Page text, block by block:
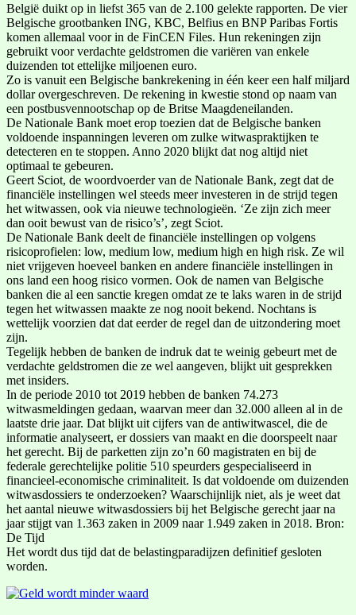
België duikt op in liefst 365 van de 2.100 gelekte rapporten. De vier
Belgische grootbanken ING, KBC, Belfius en BNP Paribas Fortis
komen allemaal voor in de FinCEN Files. Hun rekeningen zijn
gebruikt voor verdachte geldstromen die variëren van enkele
duizenden tot ettelijke miljoenen euro.
Zo is vanuit een Belgische bankrekening in één keer een half miljard
dollar overgeschreven. De rekening in kwestie stond op naam van
een postbusvennootschap op de Britse Maagdeneilanden.
De Nationale Bank moet erop toezien dat de Belgische banken
voldoende inspanningen leveren om zulke witwaspraktijken te
detecteren en te stoppen. Anno 2020 blijkt dat nog altijd niet
optimaal te gebeuren.
Geert Sciot, de woordvoerder van de Nationale Bank, zegt dat de
financiële instellingen wel steeds meer investeren in de strijd tegen
het witwassen, ook via nieuwe technologieën. ‘Ze zijn zich meer
dan ooit bewust van de risico’s’, zegt Sciot.
De Nationale Bank deelt de financiële instellingen op volgens
risicoprofielen: low, medium low, medium high en high risk. Ze wil
niet vrijgeven hoeveel banken en andere financiële instellingen in
ons land een hoog risico vormen. Ook de namen van Belgische
banken die al een sanctie kregen omdat ze te laks waren in de strijd
tegen het witwassen maakte ze nog nooit bekend. Nochtans is
wettelijk voorzien dat dat eerder de regel dan de uitzondering moet
zijn.
Tegelijk hebben de banken de indruk dat te weinig gebeurt met de
verdachte geldstromen die ze wel aangeven, blijkt uit gesprekken
met insiders.
In de periode 2010 tot 2019 hebben de banken 74.273
witwasmeldingen gedaan, waarvan meer dan 32.000 alleen al in de
laatste drie jaar. Dat blijkt uit cijfers van de antiwitwascel, die de
informatie analyseert, er dossiers van maakt en die doorspeelt naar
het gerecht. Bij de parketten zijn zo’n 60 magistraten en bij de
federale gerechtelijke politie 510 speurders gespecialiseerd in
financieel-economische criminaliteit. Is dat voldoende om duizenden
witwasdossiers te onderzoeken? Waarschijnlijk niet, als je weet dat
het aantal nieuwe witwasdossiers bij het Belgische gerecht jaar na
jaar stijgt van 1.363 zaken in 2009 naar 1.949 zaken in 2018. Bron:
De Tijd
Het wordt dus tijd dat de belastingparadijzen definitief gesloten
worden.